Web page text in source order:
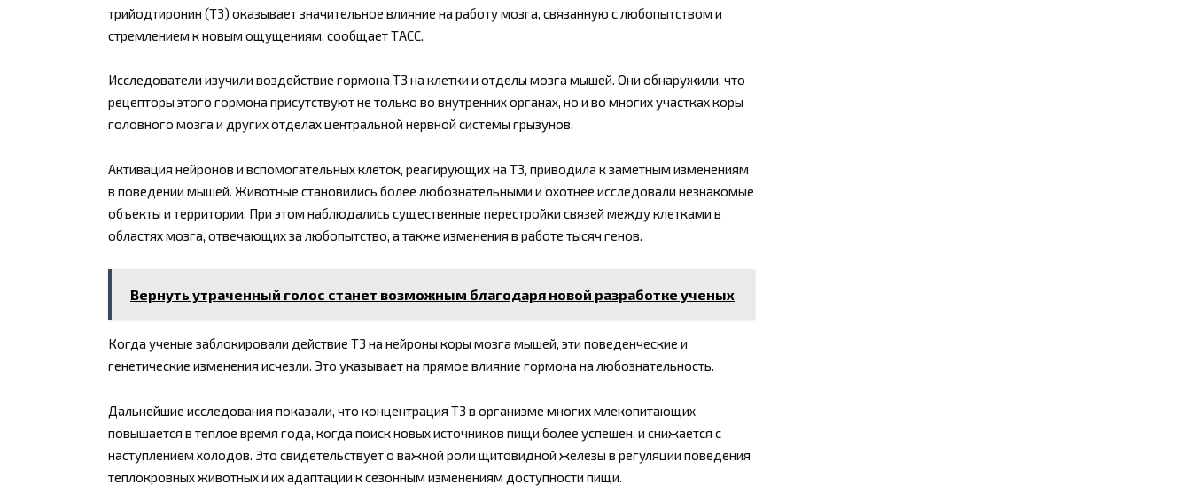
трийодтиронин (Т3) оказывает значительное влияние на работу мозга, связанную с любопытством и
стремлением к новым ощущениям, сообщаетТАСС
Исследователи изучили воздействие гормона Т3 на клетки и отделы мозга мышей. Они обнаружили, что
рецепторы этого гормона присутствуют не только во внутренних органах, но и во многих участках коры
головного мозга и других отделах центральной нервной системы грызунов.
Активация нейронов и вспомогательных клеток, реагирующих на Т3, приводила к заметным изменениям
в поведении мышей. Животные становились более любознательными и охотнее исследовали незнакомые
объекты и территории. При этом наблюдались существенные перестройки связей между клетками в
областях мозга, отвечающих за любопытство, а также изменения в работе тысяч генов.
Вернуть утраченный голос станет возможным благодаря новой разработке ученых
Когда ученые заблокировали действие Т3 на нейроны коры мозга мышей, эти поведенческие и
генетические изменения исчезли. Это указывает на прямое влияние гормона на любознательность.
Дальнейшие исследования показали, что концентрация Т3 в организме многих млекопитающих
повышается в теплое время года, когда поиск новых источников пищи более успешен, и снижается с
наступлением холодов. Это свидетельствует о важной роли щитовидной железы в регуляции поведения
теплокровных животных и их адаптации к сезонным изменениям доступности пищи.